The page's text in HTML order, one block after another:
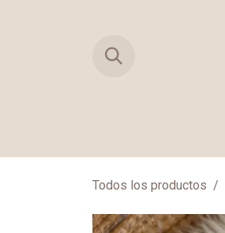
Todos los productos